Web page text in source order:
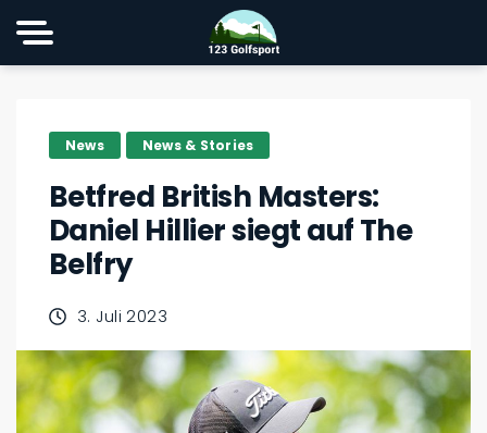
News News & Stories
Betfred British Masters:
Daniel Hillier siegt auf The
Belfry
3. Juli 2023